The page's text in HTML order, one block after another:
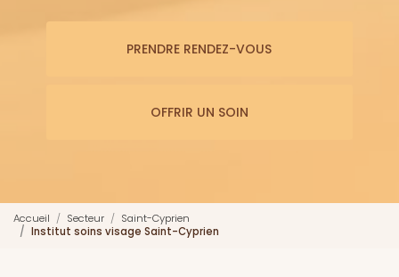
PRENDRE RENDEZ-VOUS
OFFRIR UN SOIN
Accueil Secteur
Saint-Cyprien
Institut soins visage Saint-Cyprien